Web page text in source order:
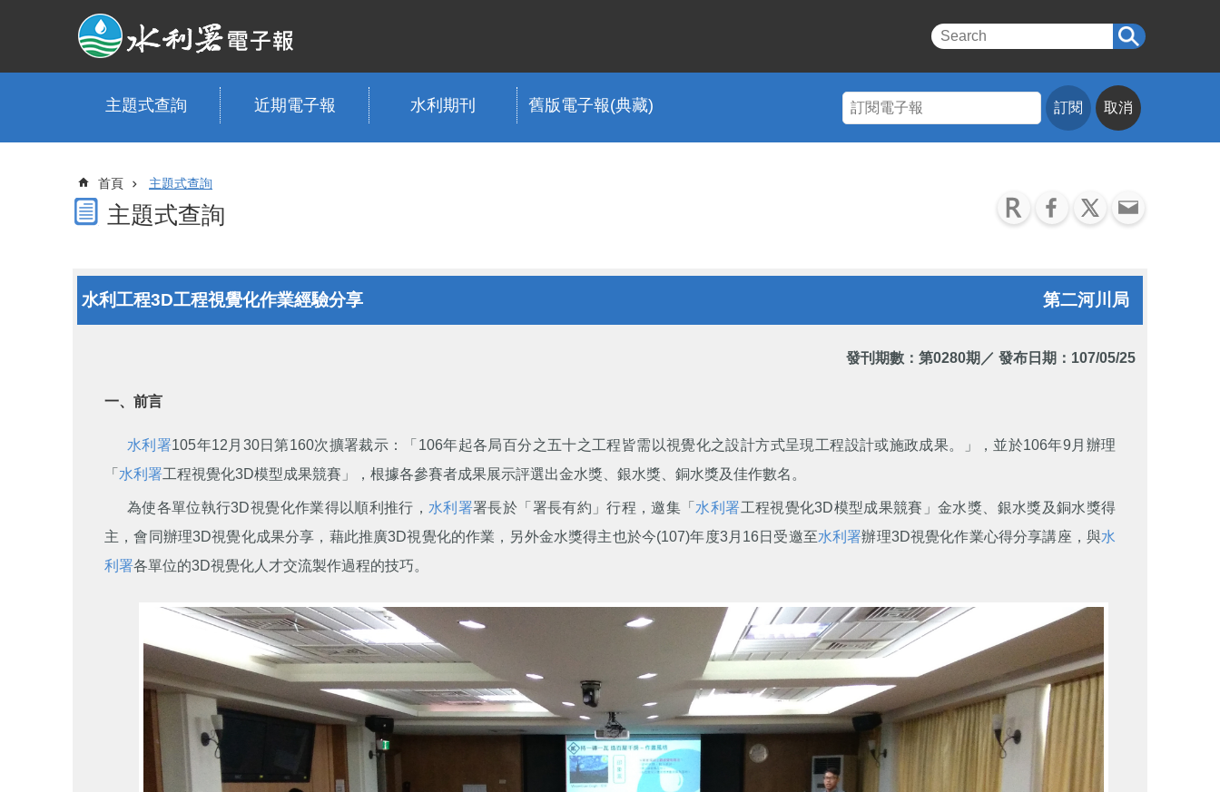
跳到主要內容區塊
主題式查詢 近期電子報 水利期刊 舊版電子報(典藏) 訂閱 取消
首頁 主題式查詢
主題式查詢
水利工程3D工程視覺化作業經驗分享 第二河川局
發刊期數： 第0280期 ／ 發布日期：107/05/25
一、前言
水利署105年12月30日第160次擴署裁示：「106年起各局百分之五十之工程皆需以視覺化之設計方式呈現工程設計或施政成果。」，並於106年9月辦理
「 水利署工程視覺化3D模型成果競賽」，根據各參賽者成果展示評選出金水獎、銀水獎、銅水獎及佳作數名。
為使各單位執行3D視覺化作業得以順利推行， 水利署署長於「署長有約」行程，邀集「 水利署工程視覺化3D模型成果競賽」金水獎、銀水獎及銅水獎得
主，會同辦理3D視覺化成果分享，藉此推廣3D視覺化的作業，另外金水獎得主也於今(107)年度3月16日受邀至水利署辦理3D視覺化作業心得分享講座，與水
利署各單位的3D視覺化人才交流製作過程的技巧。